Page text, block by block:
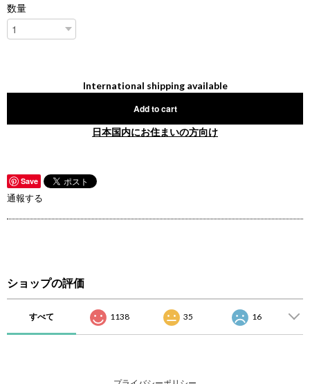
数量
International shipping available
Add to cart
日本国内にお住まいの方向け
Save
通報する
ショップの評価
すべて 1138 35 16